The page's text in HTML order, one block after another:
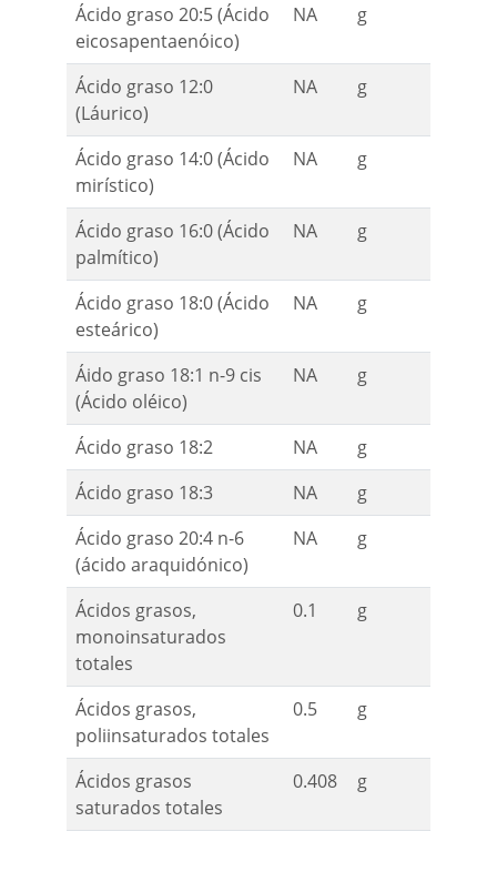
Ácido graso 20:5 (Ácido
eicosapentaenóico)
NA g
Ácido graso 12:0
(Láurico)
NA g
Ácido graso 14:0 (Ácido
mirístico)
NA g
Ácido graso 16:0 (Ácido
palmítico)
NA g
Ácido graso 18:0 (Ácido
esteárico)
NA g
Áido graso 18:1 n-9 cis
(Ácido oléico)
NA g
Ácido graso 18:2 NA
g
Ácido graso 18:3
NA
g
Ácido graso 20:4 n-6
(ácido araquidónico)
NA g
Ácidos grasos,
monoinsaturados
totales
0.1 g
Ácidos grasos,
poliinsaturados totales
0.5 g
Ácidos grasos
saturados totales
0.408 g